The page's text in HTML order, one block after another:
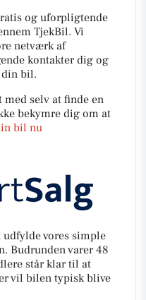
og uforpligtende
TjekBil. Vi
netværk af
kontakter dig og
bil.
selv at finde en
bekymre dig om at
bil nu
udfylde vores simple
Budrunden varer 48
står klar til at
vil bilen typisk blive